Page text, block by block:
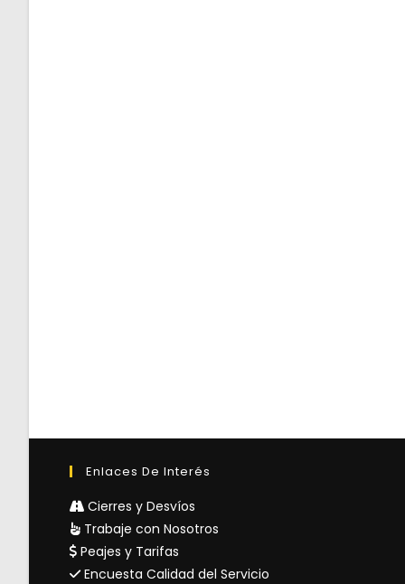
Enlaces De Interés
Cierres y Desvíos
Trabaje con Nosotros
Peajes y Tarifas
Encuesta Calidad del Servicio